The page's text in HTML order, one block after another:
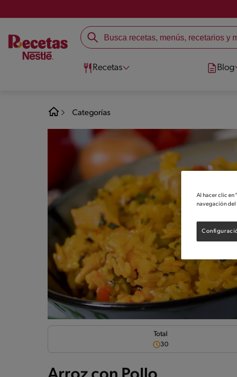
Recetas Blog
Categorías
Total
30
Al hacer clic en
navegación del